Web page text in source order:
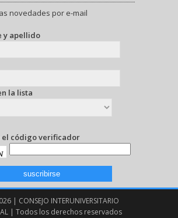
novedades por e-mail
y apellido
la lista
el código verificador
| CONSEJO INTERUNIVERSITARIO
| Todos los derechos reservados